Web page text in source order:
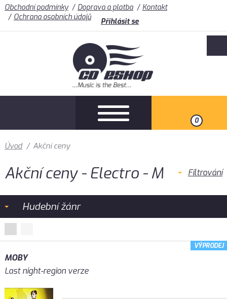
Obchodní podmínky Doprava a platba
Kontakt
Ochrana osobních údajů
Přihlásit se
0
Úvod / Akční ceny
Akční ceny - Electro - M Filtrování
Hudební žánr
MOBY
Last night-region verze
VÝPRODEJ